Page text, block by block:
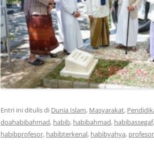
Entri ini ditulis di Dunia Islam, Masyarakat,
doahabibahmad, habib, habibahmad, habibassegaf,
habibprofesor, habibterkenal, habibyahya, profesor